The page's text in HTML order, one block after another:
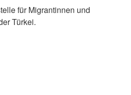
für Migrantinnen und
Türkei.